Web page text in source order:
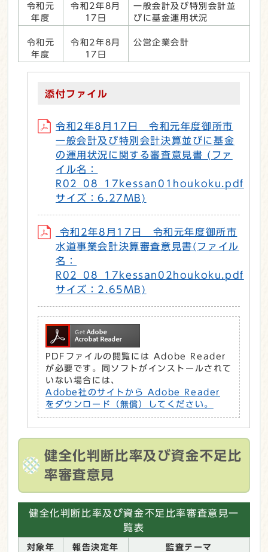
令和元
年度
令和2年8月
17日
一般会計及び特別会計並
びに基金運用状況
令和元
年度
令和2年8月
17日
公営企業会計
添付ファイル
令和2年8月17日 令和元年度御所市
一般会計及び特別会計決算並びに基金
の運用状況に関する審査意見書 (ファ
イル名：
R02_08_17kessan01houkoku.pdf
サイズ：6.27MB)
令和2年8月17日 令和元年度御所市
水道事業会計決算審査意見書(ファイル
名：
R02_08_17kessan02houkoku.pdf
サイズ：2.65MB)
PDFファイルの閲覧には Adobe Reader
が必要です。同ソフトがインストールされて
いない場合には、
Adobe社のサイトから Adobe Reader
をダウンロード（無償）してください。
健全化判断比率及び資金不足比
率審査意見
健全化判断比率及び資金不足比率審査意見一
覧表
対象年
報告決定年
監査テーマ